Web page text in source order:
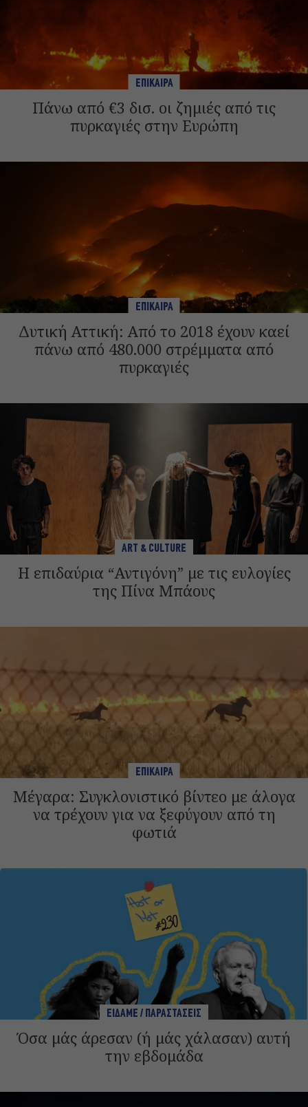
ΕΠΙΚΑΙΡΑ
Πάνω από €3 δισ. οι ζημιές από τις
πυρκαγιές στην Ευρώπη
ΕΠΙΚΑΙΡΑ
Δυτική Αττική: Από το 2018 έχουν καεί
πάνω από 480.000 στρέμματα από
πυρκαγιές
ART & CULTURE
Η επιδαύρια “Αντιγόνη” με τις ευλογίες
της Πίνα Μπάους
ΕΠΙΚΑΙΡΑ
Μέγαρα: Συγκλονιστικό βίντεο με άλογα
να τρέχουν για να ξεφύγουν από τη
φωτιά
ΕΙΔΑΜΕ / ΠΑΡΑΣΤΑΣΕΙΣ
Όσα μάς άρεσαν (ή μάς χάλασαν) αυτή
την εβδομάδα